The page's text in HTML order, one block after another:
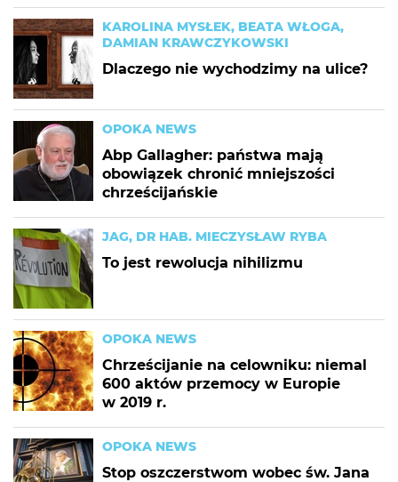
KAROLINA MYSŁEK, BEATA WŁOGA,
DAMIAN KRAWCZYKOWSKI
Dlaczego nie wychodzimy na ulice?
OPOKA NEWS
Abp Gallagher: państwa mają
obowiązek chronić mniejszości
chrześcijańskie
JAG, DR HAB. MIECZYSŁAW RYBA
To jest rewolucja nihilizmu
OPOKA NEWS
Chrześcijanie na celowniku: niemal
600 aktów przemocy w Europie
w 2019 r.
OPOKA NEWS
Stop oszczerstwom wobec św. Jana